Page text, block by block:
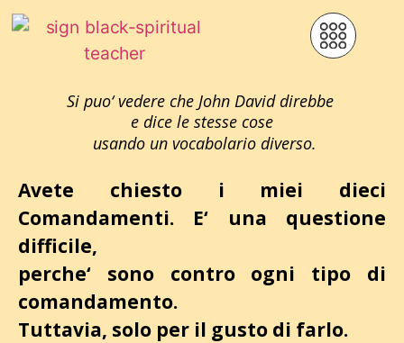
Si puo‘ vedere che John David direbbe
e dice le stesse cose
usando un vocabolario diverso.
Avete chiesto i miei dieci
Comandamenti. E‘ una questione
difficile,
perche‘ sono contro ogni tipo di
comandamento.
Tuttavia, solo per il gusto di farlo.